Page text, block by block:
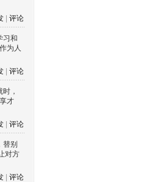
评论
习和
为人
评论
，
才
评论
替别
对方
评论